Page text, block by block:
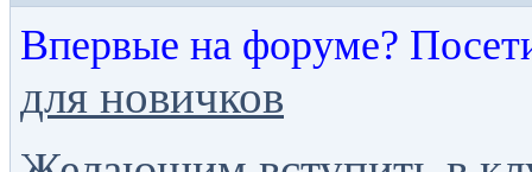
Впервые на форуме?
для новичков